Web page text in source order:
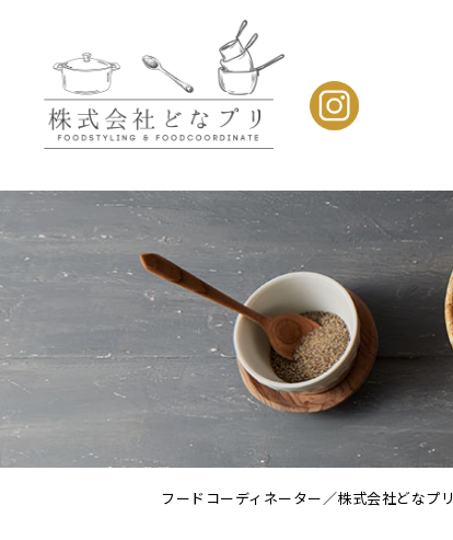
フードコーディネーター／株式会社どなプリ